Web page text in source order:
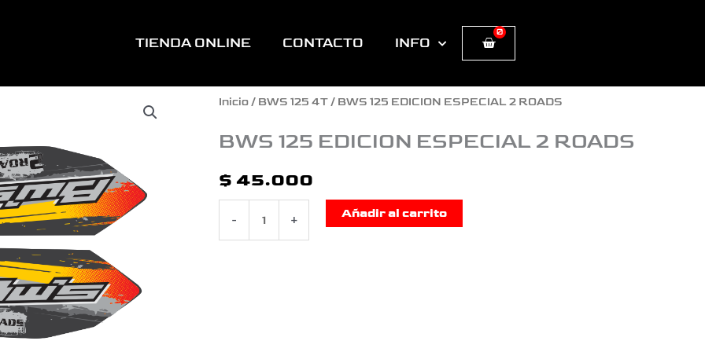
TIENDA ONLINE CONTACTO INFO
0
Cart
Inicio/ BWS 125 4T/ BWS 125 EDICION ESPECIAL 2 ROADS
BWS 125 EDICION ESPECIAL 2 ROADS
$ 45.000
-
BWS
125
ESPECIAL
+ Añadir al carrito